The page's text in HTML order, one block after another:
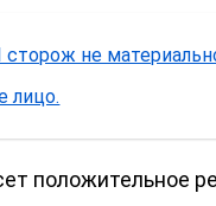
сторож не
лицо.
положительное